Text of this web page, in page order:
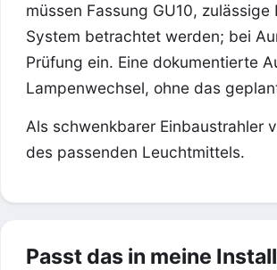
müssen Fassung GU10,
System betrachtet werden; bei
Prüfung ein. Eine dokumentierte
Lampenwechsel, ohne das
Als schwenkbarer Einbaustrahler
des passenden Leuchtmittels.
Passt das in meine